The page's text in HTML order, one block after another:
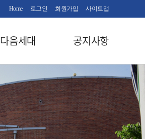
Home 로그인 회원가입 사이트맵
다음세대 공지사항